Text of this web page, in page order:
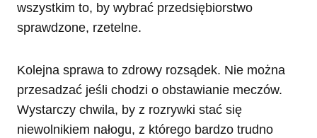
wszystkim to, by wybrać przedsiębiorstwo
sprawdzone, rzetelne.
Kolejna sprawa to zdrowy rozsądek. Nie można
przesadzać jeśli chodzi o obstawianie meczów.
Wystarczy chwila, by z rozrywki stać się
niewolnikiem nałogu, z którego bardzo trudno